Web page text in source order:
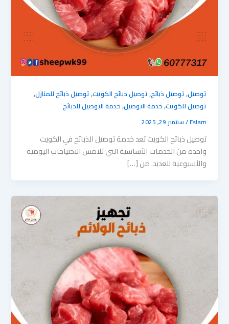
توصيل,توصيل ذبائح,توصيل ذبائح الكويت,توصيل ذبائح للمنازل,
توصيل للكويت,خدمة التوصيل,خدمة التوصيل للذبائح
Eslam
/سبتمبر 29, 2025
توصيل ذبائح الكويت تعد خدمة توصيل الذبائح في الكويت
واحدة من الخدمات الأساسية التي تلامس الاحتياجات اليومية
والأسبوعية للعديد. من […]